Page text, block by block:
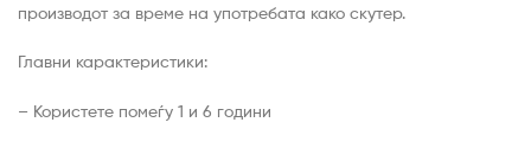
производот за време на употребата како скутер.
Главни карактеристики:
– Користете помеѓу 1 и 6 години